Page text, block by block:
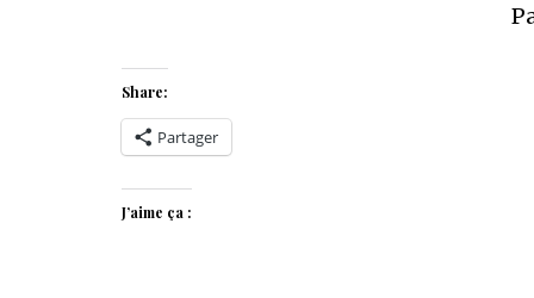
Share:
Partager
J’aime ça :